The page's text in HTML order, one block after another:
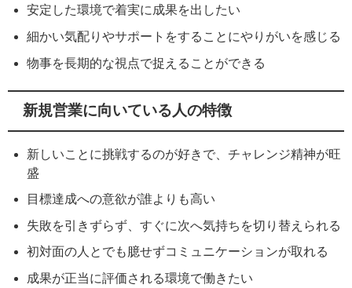
安定した環境で着実に成果を出したい
細かい気配りやサポートをすることにやりがいを感じる
物事を長期的な視点で捉えることができる
新規営業に向いている人の特徴
新しいことに挑戦するのが好きで、チャレンジ精神が旺
盛
目標達成への意欲が誰よりも高い
失敗を引きずらず、すぐに次へ気持ちを切り替えられる
初対面の人とでも臆せずコミュニケーションが取れる
成果が正当に評価される環境で働きたい